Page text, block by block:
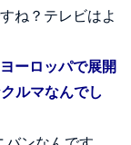
ね？テレビはよ
ーロッパで展開
ルマなんでし